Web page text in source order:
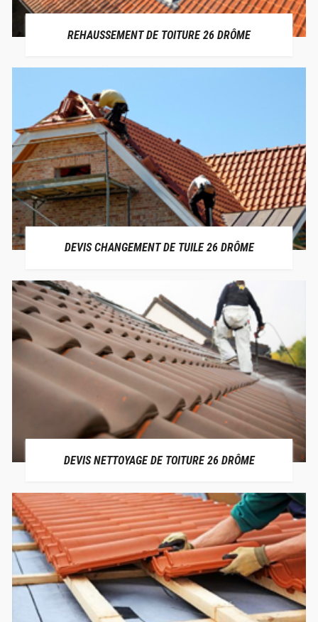
REHAUSSEMENT DE TOITURE 26 DRÔME
DEVIS CHANGEMENT DE TUILE 26 DRÔME
DEVIS NETTOYAGE DE TOITURE 26 DRÔME